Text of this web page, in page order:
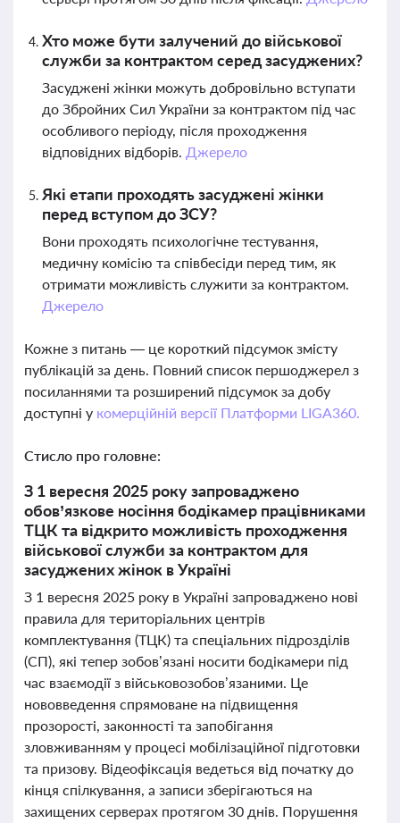
Хто може бути залучений до військової
служби за контрактом серед засуджених?
Засуджені жінки можуть добровільно вступати
до Збройних Сил України за контрактом під час
особливого періоду, після проходження
відповідних відборів. Джерело
Які етапи проходять засуджені жінки
перед вступом до ЗСУ?
Вони проходять психологічне тестування,
медичну комісію та співбесіди перед тим, як
отримати можливість служити за контрактом.
Джерело
Кожне з питань — це короткий підсумок змісту
публікацій за день. Повний список першоджерел з
посиланнями та розширений підсумок за добу
доступні у комерційній версії Платформи LIGA360.
Стисло про головне:
З 1 вересня 2025 року запроваджено
обов’язкове носіння бодікамер працівниками
ТЦК та відкрито можливість проходження
військової служби за контрактом для
засуджених жінок в Україні
З 1 вересня 2025 року в Україні запроваджено нові
правила для територіальних центрів
комплектування (ТЦК) та спеціальних підрозділів
(СП), які тепер зобов’язані носити бодікамери під
час взаємодії з військовозобов’язаними. Це
нововведення спрямоване на підвищення
прозорості, законності та запобігання
зловживанням у процесі мобілізаційної підготовки
та призову. Відеофіксація ведеться від початку до
кінця спілкування, а записи зберігаються на
захищених серверах протягом 30 днів. Порушення